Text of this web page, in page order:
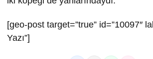
[geo-post target=”true” id=”10097″
Yazı”]